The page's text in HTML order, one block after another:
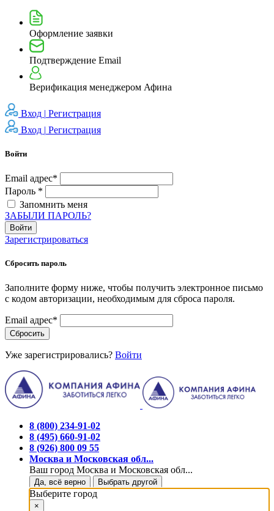
Оформление заявки
Подтверждение Email
Верификация менеджером Афина
Вход | Регистрация
Вход | Регистрация
Войти
Email адрес*
Пароль *
Запомнить меня
ЗАБЫЛИ ПАРОЛЬ?
Войти
Зарегистрироваться
Сбросить пароль
Заполните форму ниже, чтобы получить электронное письмо
с кодом авторизации, необходимым для сброса пароля.
Email адрес*
Сбросить
Уже зарегистрировались? Войти
8 (800) 234-91-02
8 (495) 660-91-02
8 (926) 800 09 55
Москва и Московская обл...
Ваш город Москва и Московская обл...
Да, всё верно Выбрать другой
Выберите город
×